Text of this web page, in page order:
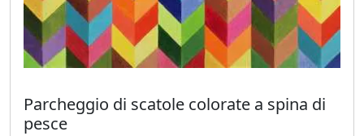
Marco
Creatini
Angelica
Dainese
Parcheggio di scatole colorate a spina di
pesce